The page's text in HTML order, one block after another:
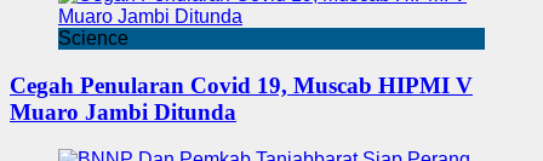
Science
Cegah Penularan Covid 19, Muscab HIPMI V
Muaro Jambi Ditunda